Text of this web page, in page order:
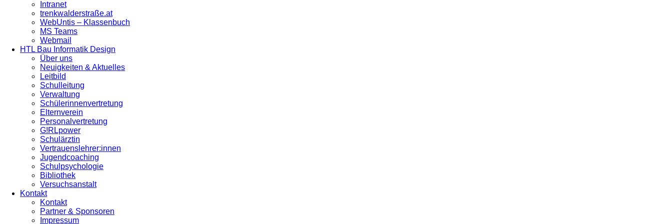
Intranet
trenkwalderstraße.at
WebUntis – Klassenbuch
MS Teams
Webmail
HTL Bau Informatik Design
Über uns
Neuigkeiten & Aktuelles
Leitbild
Schulleitung
Verwaltung
Schülerinnenvertretung
Elternverein
Personalvertretung
G!RLpower
Schulärztin
Vertrauenslehrer:innen
Jugendcoaching
Schulpsychologie
Bibliothek
Versuchsanstalt
Kontakt
Kontakt
Partner & Sponsoren
Impressum